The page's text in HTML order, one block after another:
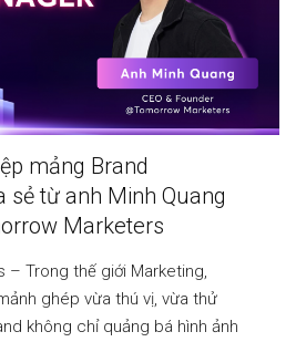
mảng Brand
sẻ từ anh Minh Quang
Marketers
– Trong thế giới Marketing,
ghép vừa thú vị, vừa thử
không chỉ quảng bá hình ảnh